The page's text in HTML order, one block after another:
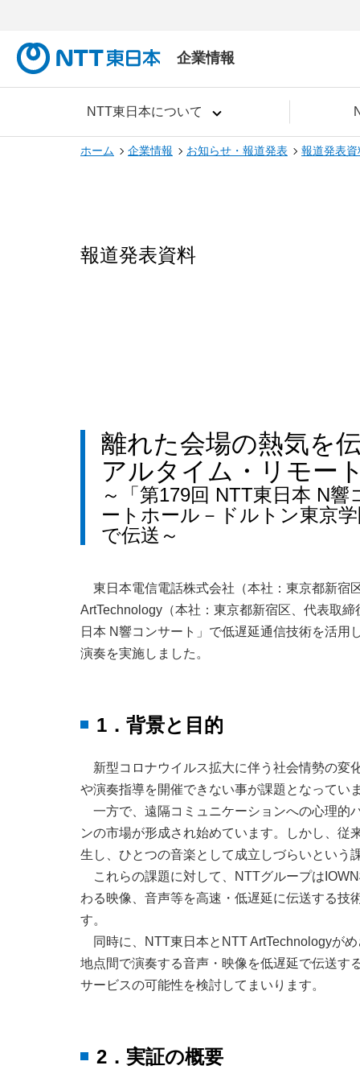
企業情報
NTT東日本について
ホーム 企業情報 お知らせ・報道発表 報道発表資
報道発表資料
離れた会場の熱気を
アルタイム・リモー
～「第179回 NTT東日本 N
ートホール－ドルトン東京
で伝送～
東日本電信電話株式会社（本社：東京都新宿
ArtTechnology（本社：東京都新宿区、代表取
日本 N響コンサート」で低遅延通信技術を活
演奏を実施しました。
1．背景と目的
新型コロナウイルス拡大に伴う社会情勢の変
や演奏指導を開催できない事が課題となってい
一方で、遠隔コミュニケーションへの心理的
ンの市場が形成され始めています。しかし、従
生し、ひとつの音楽として成立しづらいという
これらの課題に対して、NTTグループは
わる映像、音声等を高速・低遅延に伝送する技
す。
同時に、NTT東日本とNTT ArtTechnologyが
地点間で演奏する音声・映像を低遅延で伝送す
サービスの可能性を検討してまいります。
2．実証の概要